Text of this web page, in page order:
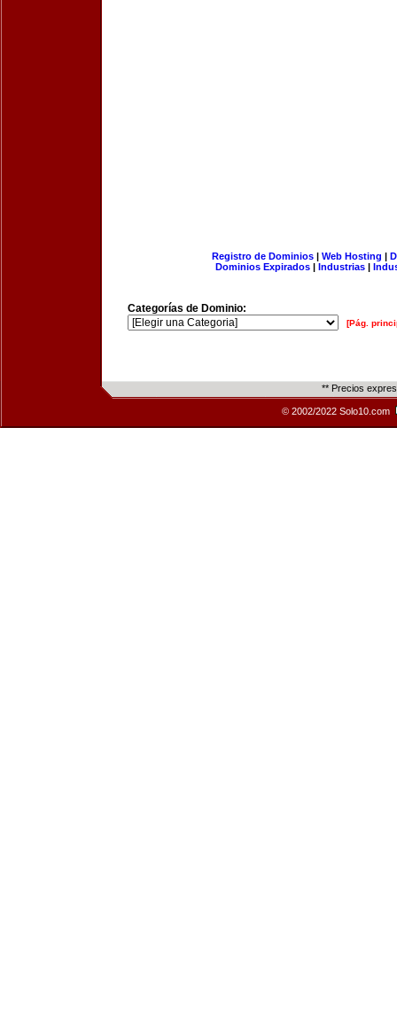
Registro de Dominios| Web Hosting |
Dominios Expirados | Industrias |
Categorías de Dominio:
[Pág.
** Precios
© 2002/2022 Solo10.com